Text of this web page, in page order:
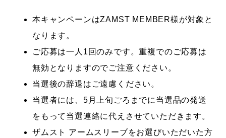
本キャンペーンはZAMST MEMBER様が対象と
なります。
ご応募は一人1回のみです。重複でのご応募は
無効となりますのでご注意ください。
当選後の辞退はご遠慮ください。
当選者には、5月上旬ごろまでに当選品の発送
をもって当選連絡に代えさせていただきます。
ザムスト アームスリーブをお選びいただいた方